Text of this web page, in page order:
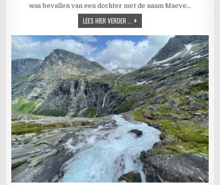
was bevallen van een dochter met de naam Maeve…
LEES HIER VERDER ... EN TOEN WAS HET 9 OKTOBER